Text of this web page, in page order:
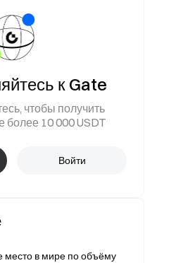
к Gate
чтобы получить
более 10 000 USDT
Войти
место в мире по объёму